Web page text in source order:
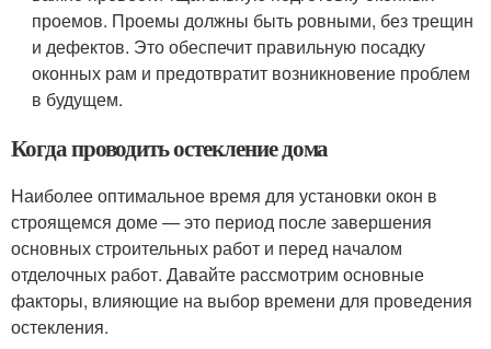
проемов. Проемы должны быть ровными, без трещин
и дефектов. Это обеспечит правильную посадку
оконных рам и предотвратит возникновение проблем
в будущем.
Когда проводить остекление дома
Наиболее оптимальное время для установки окон в
строящемся доме — это период после завершения
основных строительных работ и перед началом
отделочных работ. Давайте рассмотрим основные
факторы, влияющие на выбор времени для проведения
остекления.